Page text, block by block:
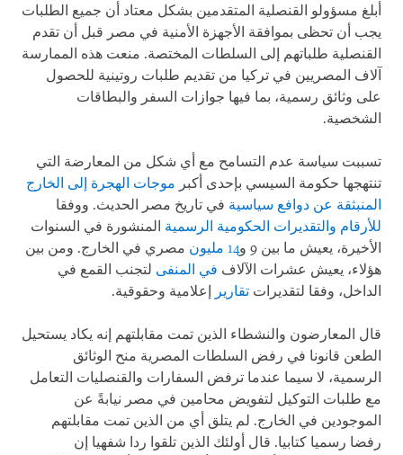
أبلغ مسؤولو القنصلية المتقدمين بشكل معتاد أن جميع الطلبات
يجب أن تحظى بموافقة الأجهزة الأمنية في مصر قبل أن تقدم
القنصلية طلباتهم إلى السلطات المختصة. منعت هذه الممارسة
آلاف المصريين في تركيا من تقديم طلبات روتينية للحصول
على وثائق رسمية، بما فيها جوازات السفر والبطاقات
الشخصية.
تسببت سياسة عدم التسامح مع أي شكل من المعارضة التي
تنتهجها حكومة السيسي بإحدى أكبر موجات الهجرة إلى الخارج
المنبثقة عن دوافع سياسية في تاريخ مصر الحديث. ووفقا
للأرقام والتقديرات الحكومية الرسمية المنشورة في السنوات
الأخيرة، يعيش ما بين 9 و
14 مليون
مصري في الخارج. ومن بين
هؤلاء، يعيش عشرات الآلاف في المنفى لتجنب القمع في
الداخل، وفقا لتقديرات تقارير إعلامية وحقوقية.
قال المعارضون والنشطاء الذين تمت مقابلتهم إنه يكاد يستحيل
الطعن قانونا في رفض السلطات المصرية منح الوثائق
الرسمية، لا سيما عندما ترفض السفارات والقنصليات التعامل
مع طلبات التوكيل لتفويض محامين في مصر نيابةً عن
الموجودين في الخارج. لم يتلق أي من الذين تمت مقابلتهم
رفضا رسميا كتابيا. قال أولئك الذين تلقوا ردا شفهيا إن